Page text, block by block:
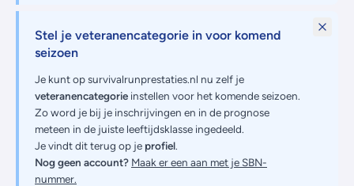
Stel je veteranencategorie in voor komend
seizoen
Je kunt op survivalrunprestaties.nl nu zelf je
veteranencategorie instellen voor het komende seizoen.
Zo word je bij je inschrijvingen en in de prognose
meteen in de juiste leeftijdsklasse ingedeeld.
Je vindt dit terug op je profiel.
Nog geen account? Maak er een aan met je SBN-
nummer.